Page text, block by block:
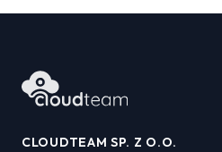
CLOUDTEAM SP. Z O.O.